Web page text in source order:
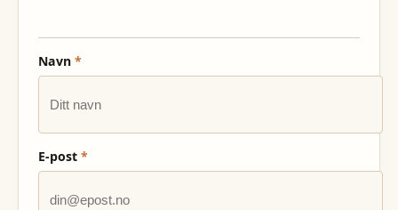
Navn *
E-post *